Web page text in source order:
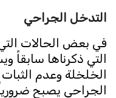
التدخل الجراحي
في بعض الحالات
التي ذكرناها سابقاً
الخلخلة وعدم
الجراحي يصبح ضرورياً.